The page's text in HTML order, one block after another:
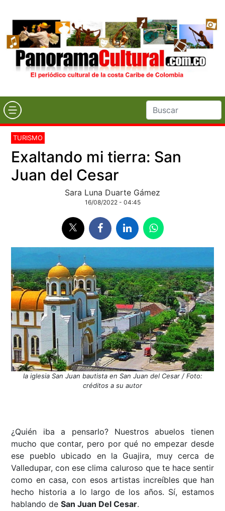
TURISMO
Exaltando mi tierra: San
Juan del Cesar
Sara Luna Duarte Gámez
16/08/2022 - 04:45
la iglesia San Juan bautista en San Juan del Cesar / Foto:
créditos a su autor
¿Quién iba a pensarlo? Nuestros abuelos tienen
mucho que contar, pero por qué no empezar desde
ese pueblo ubicado en la Guajira, muy cerca de
Valledupar, con ese clima caluroso que te hace sentir
como en casa, con esos artistas increíbles que han
hecho historia a lo largo de los años. Sí, estamos
hablando deSan Juan Del Cesar.